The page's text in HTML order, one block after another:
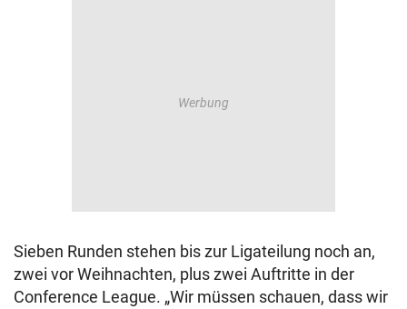
Sieben Runden stehen bis zur Ligateilung noch an,
zwei vor Weihnachten, plus zwei Auftritte in der
Conference League. „Wir müssen schauen, dass wir